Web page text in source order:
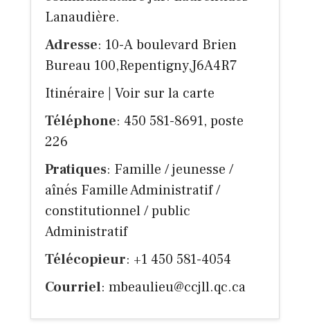
Lanaudière.
Adresse: 10-A boulevard Brien
Bureau 100,Repentigny,J6A4R7
Itinéraire
Voir sur la carte
Téléphone: 450 581-8691, poste
226
Pratiques: Famille / jeunesse /
aînés Famille Administratif /
constitutionnel / public
Administratif
Télécopieur: +1 450 581-4054
Courriel: mbeaulieu@ccjll.qc.ca